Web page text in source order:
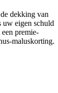
dekking van
uw eigen schuld
premie-
maluskorting.